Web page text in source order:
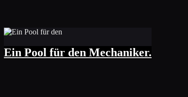
Ein Pool für den Mechaniker.